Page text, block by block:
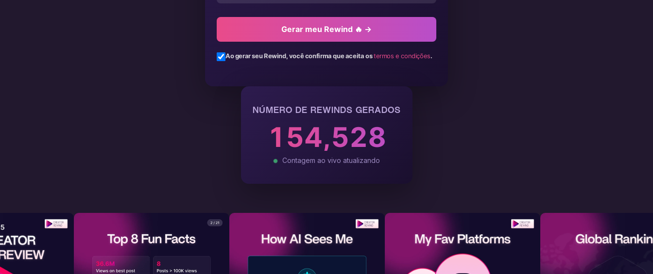
Gerar meu Rewind 🔥 →
Ao gerar seu Rewind, você confirma que aceita ostermos e condições.
NÚMERO DE REWINDS GERADOS
1 54,528
Contagem ao vivo atualizando